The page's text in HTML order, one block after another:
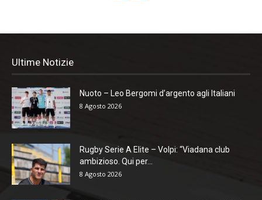
Ultime Notizie
Nuoto – Leo Bergomi d’argento agli Italiani
8 Agosto 2026
Rugby Serie A Elite – Volpi: “Viadana club
ambizioso. Qui per...
8 Agosto 2026